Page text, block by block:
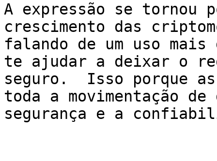
A expressão se tornou
crescimento das
falando de um uso
te ajudar a deixar o
seguro.  Isso porque
toda a movimentação
segurança e a